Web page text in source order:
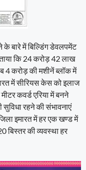
के बारे में बिल्डिंग डेवलपमेंट
कि 24 करोड़ 42 लाख
4 करोड़ की मशीनें ब्लॉक में
में सीरियस केस को इलाज
कवर्ड एरिया में बनने
रहने की संभावनाएं
इमारत में हर एक खण्ड में
बिस्तर की व्यवस्था हर